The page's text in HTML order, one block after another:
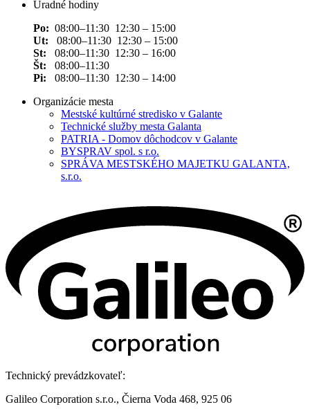
Úradné hodiny
Po: 08:00–11:30 12:30 – 15:00
Ut: 08:00–11:30 12:30 – 15:00
St: 08:00–11:30 12:30 – 16:00
Št: 08:00–11:30
Pi: 08:00–11:30 12:30 – 14:00
Organizácie mesta
Mestské kultúrné stredisko v Galante
Technické služby mesta Galanta
PATRIA - Domov dôchodcov v Galante
BYSPRAV spol. s r.o.
SPRÁVA MESTSKÉHO MAJETKU GALANTA,
s.r.o.
Technický prevádzkovateľ:
Galileo Corporation s.r.o., Čierna Voda 468, 925 06